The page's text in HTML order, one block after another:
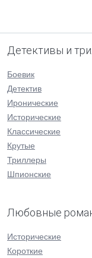
Детективы и
Боевик
Детектив
Иронические
Исторические
Классические
Крутые
Триллеры
Шпионские
Любовные
Исторические
Короткие